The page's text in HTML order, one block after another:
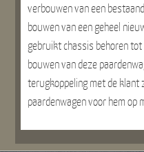
verbouwen van een
bouwen van een geheel
gebruikt chassis behoren
bouwen van deze
terugkoppeling met de klant
paardenwagen voor hem op